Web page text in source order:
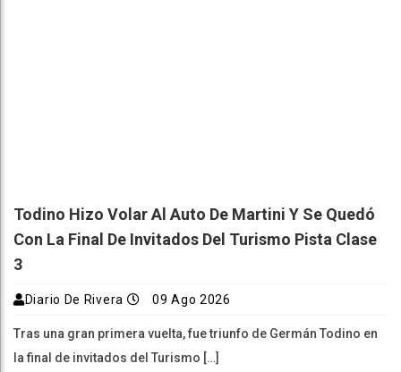
Todino Hizo Volar Al Auto De Martini Y Se Quedó
Con La Final De Invitados Del Turismo Pista Clase
3
Diario De Rivera 09 Ago 2026
Tras una gran primera vuelta, fue triunfo de Germán Todino en
la final de invitados del Turismo […]